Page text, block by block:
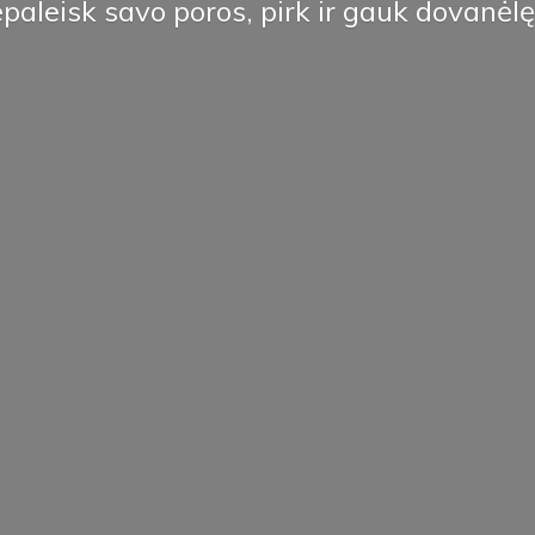
savo poros, pirk ir gauk